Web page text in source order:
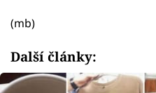
(mb)
Další články: